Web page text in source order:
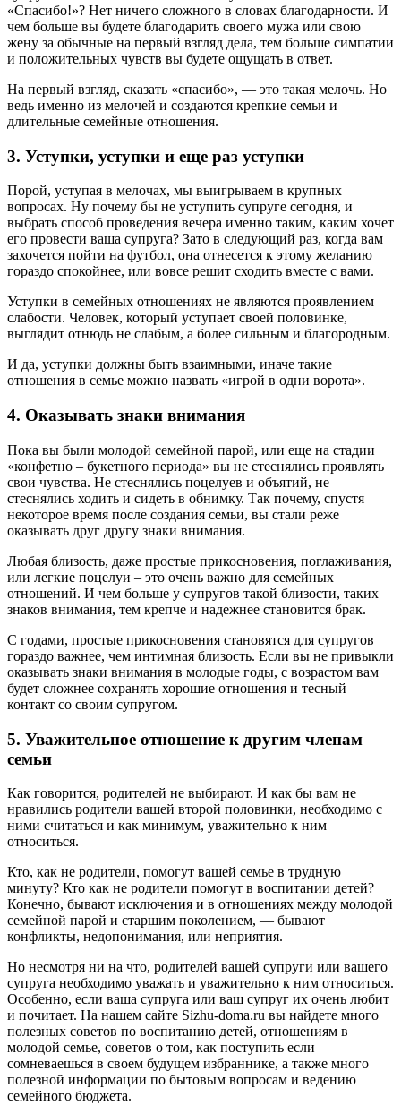
«Спасибо!»? Нет ничего сложного в словах благодарности. И
чем больше вы будете благодарить своего мужа или свою
жену за обычные на первый взгляд дела, тем больше симпатии
и положительных чувств вы будете ощущать в ответ.
На первый взгляд, сказать «спасибо», — это такая мелочь. Но
ведь именно из мелочей и создаются крепкие семьи и
длительные семейные отношения.
3. Уступки, уступки и еще раз уступки
Порой, уступая в мелочах, мы выигрываем в крупных
вопросах. Ну почему бы не уступить супруге сегодня, и
выбрать способ проведения вечера именно таким, каким хочет
его провести ваша супруга? Зато в следующий раз, когда вам
захочется пойти на футбол, она отнесется к этому желанию
гораздо спокойнее, или вовсе решит сходить вместе с вами.
Уступки в семейных отношениях не являются проявлением
слабости. Человек, который уступает своей половинке,
выглядит отнюдь не слабым, а более сильным и благородным.
И да, уступки должны быть взаимными, иначе такие
отношения в семье можно назвать «игрой в одни ворота».
4. Оказывать знаки внимания
Пока вы были молодой семейной парой, или еще на стадии
«конфетно – букетного периода» вы не стеснялись проявлять
свои чувства. Не стеснялись поцелуев и объятий, не
стеснялись ходить и сидеть в обнимку. Так почему, спустя
некоторое время после создания семьи, вы стали реже
оказывать друг другу знаки внимания.
Любая близость, даже простые прикосновения, поглаживания,
или легкие поцелуи – это очень важно для семейных
отношений. И чем больше у супругов такой близости, таких
знаков внимания, тем крепче и надежнее становится брак.
С годами, простые прикосновения становятся для супругов
гораздо важнее, чем интимная близость. Если вы не привыкли
оказывать знаки внимания в молодые годы, с возрастом вам
будет сложнее сохранять хорошие отношения и тесный
контакт со своим супругом.
5. Уважительное отношение к другим членам
семьи
Как говорится, родителей не выбирают. И как бы вам не
нравились родители вашей второй половинки, необходимо с
ними считаться и как минимум, уважительно к ним
относиться.
Кто, как не родители, помогут вашей семье в трудную
минуту? Кто как не родители помогут в воспитании детей?
Конечно, бывают исключения и в отношениях между молодой
семейной парой и старшим поколением, — бывают
конфликты, недопонимания, или неприятия.
Но несмотря ни на что, родителей вашей супруги или вашего
супруга необходимо уважать и уважительно к ним относиться.
Особенно, если ваша супруга или ваш супруг их очень любит
и почитает. На нашем сайте Sizhu-doma.ru вы найдете много
полезных советов по воспитанию детей, отношениям в
молодой семье, советов о том, как поступить если
сомневаешься в своем будущем избраннике, а также много
полезной информации по бытовым вопросам и ведению
семейного бюджета.